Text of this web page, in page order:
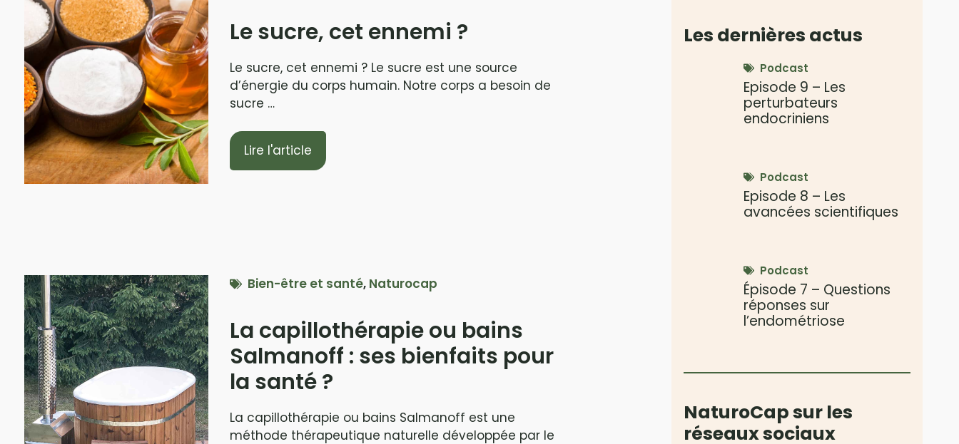
Le sucre, cet ennemi ?
Le sucre, cet ennemi ? Le sucre est une source
d’énergie du corps humain. Notre corps a besoin de
sucre …
Lire l'article
Bien-être et santé, Naturocap
La capillothérapie ou bains
Salmanoff : ses bienfaits pour
la santé ?
La capillothérapie ou bains Salmanoff est une
méthode thérapeutique naturelle développée par le
Les dernières actus
Podcast
Episode 9 – Les
perturbateurs
endocriniens
Podcast
Episode 8 – Les
avancées scientifiques
Podcast
Épisode 7 – Questions
réponses sur
l’endométriose
NaturoCap sur les
réseaux sociaux